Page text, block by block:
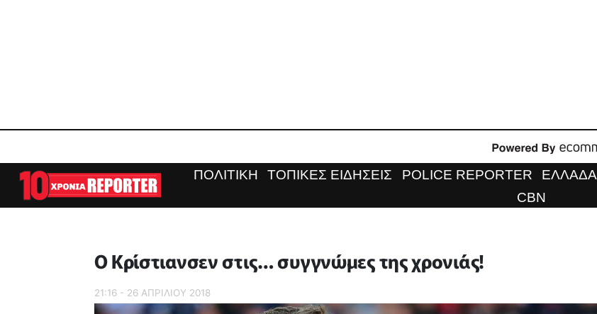
ΠΟΛΙΤΙΚΗ ΤΟΠΙΚΕΣ ΕΙΔΗΣΕΙΣ POLICE REPORTER ΕΛΛΑΔΑ
CBN
Ο Κρίστιανσεν στις… συγγνώμες της χρονιάς!
21:16 - 26 ΑΠΡΙΛΙΟΥ 2018